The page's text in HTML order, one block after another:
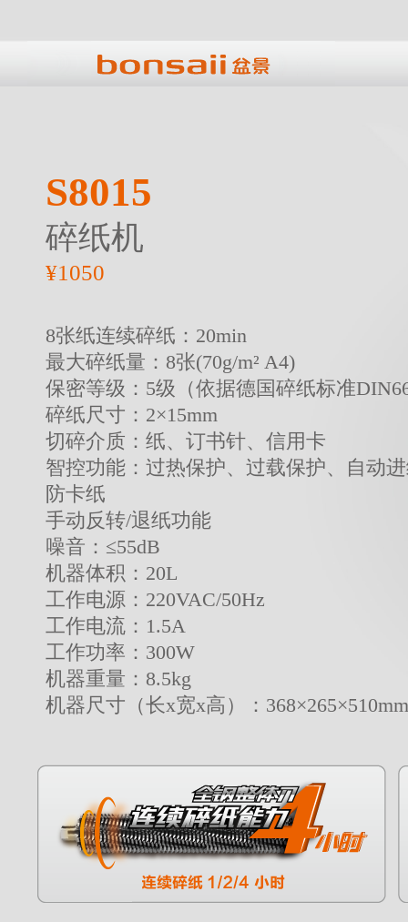
S8015
碎纸机
¥1050
8张纸连续碎纸：20min
最大碎纸量：8张(70g/m² A4)
保密等级：5级（依据德国碎纸标准
碎纸尺寸：2×15mm
切碎介质：纸、订书针、信用卡
智控功能：过热保护、过载保护、自动
防卡纸
手动反转/退纸功能
噪音：≤55dB
机器体积：20L
工作电源：220VAC/50Hz
工作电流：1.5A
工作功率：300W
机器重量：8.5kg
机器尺寸（长x宽x高）：368×265×510mm